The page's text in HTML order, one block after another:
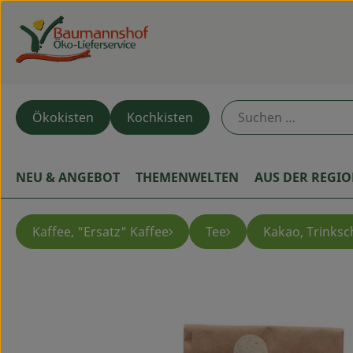
Ökokisten Kochkisten
NEU & ANGEBOT THEMENWELTEN AUS DER
Kaffee, "Ersatz" Kaffee Tee Kakao,